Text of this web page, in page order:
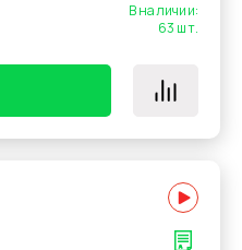
В наличии:
63 шт.